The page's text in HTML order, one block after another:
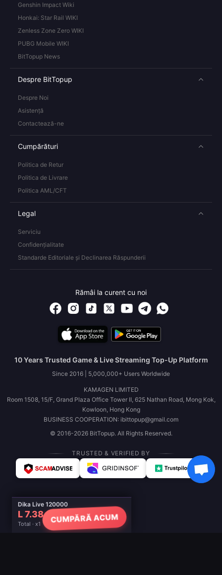
Dika Live 120000
L 7.38
Total · x1
CUMPĂRĂ ACUM
Genshin Impact Wiki
Honkai: Star Rail WIKI
Zenless Zone Zero WIKI
PUBG Mobile WIKI
BitTopup News
Despre BitTopup
Despre Noi
Asistență
Contactează-ne
Cumpărături
Politica de Retur
Politica de Livrare
Politica AML/CFT
Legal
Serviciu
Confidențialitate
Standarde Editoriale și Declinarea Răspunderii
Rămâi la curent cu noi
10 Years Trusted Game & Live Streaming Top-Up Platform
Since 2016 | 5,000,000+ Users Worldwide
KAMAGEN LIMITED
Room 1508, 15/F, Grand Plaza Office Tower II, 625 Nathan Road, Mong Kok,
Kowloon, Hong Kong
BUSINESS COOPERATION: ibittopup@gmail.com
© 2016-2026 BitTopup. All Rights Reserved.
TRUSTED & VERIFIED BY